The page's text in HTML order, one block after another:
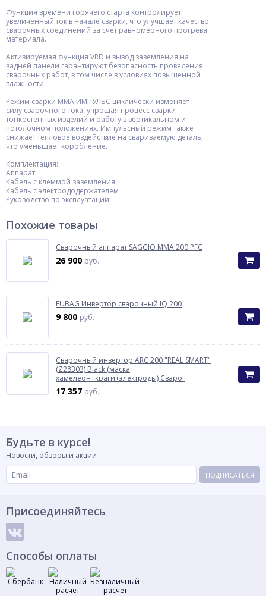
Функция времени горячего старта контролирует
увеличенный ток в начале сварки, что улучшает качество
сварочных соединений за счет равномерного прогрева
материала.
Активируемая функция VRD и вывод заземления на
задней панели гарантируют безопасность проведения
сварочных работ, в том числе в условиях повышенной
влажности.
Режим сварки ММА ИМПУЛЬС циклически изменяет
силу сварочного тока, упрощая процесс сварки
тонкостенных изделий и работу в вертикальном и
потолочном положениях. Импульсный режим также
снижает тепловое воздействие на свариваемую деталь,
что уменьшает коробление.
Комплектация:
Аппарат
Кабель с клеммой заземления
Кабель с электрододержателем
Руководство по эксплуатации
Похожие товары
Сварочный аппарат SAGGIO MMA 200 PFC
26 900 руб.
FUBAG Инвертор сварочный IQ 200
9 800 руб.
Сварочный инвертор ARC 200 "REAL SMART"
(Z28303) Black (маска
хамелеон+краги+электроды) Сварог
17 357 руб.
Будьте в курсе!
Новости, обзоры и акции
ПОДПИСАТЬСЯ
Присоединяйтесь
Способы оплаты